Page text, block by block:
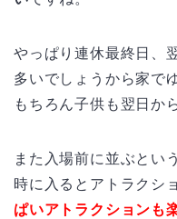
やっぱり連休最終日、
多いでしょうから家で
もちろん子供も翌日か
また入場前に並ぶとい
時に入るとアトラクシ
ぱいアトラクションも